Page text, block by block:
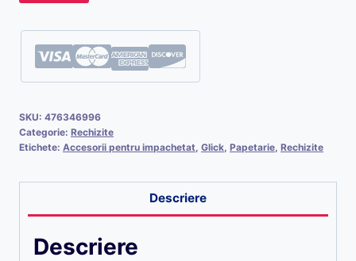
SKU: 476346996
Categorie: Rechizite
Etichete: Accesorii pentru impachetat, Glick, Papetarie, Rechizite
Descriere
Descriere